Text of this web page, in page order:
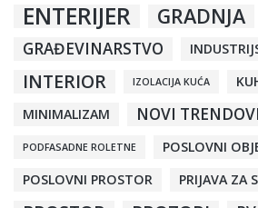
ENTERIJER GRADNJA
GRAĐEVINARSTVO
INTERIOR IZOLACIJA KUĆA
MINIMALIZAM NOVI TRENDOVI
PODFASADNE ROLETNE
POSLOVNI
POSLOVNI PROSTOR
PRIJAVA ZA